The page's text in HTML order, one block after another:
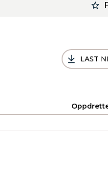
LAST